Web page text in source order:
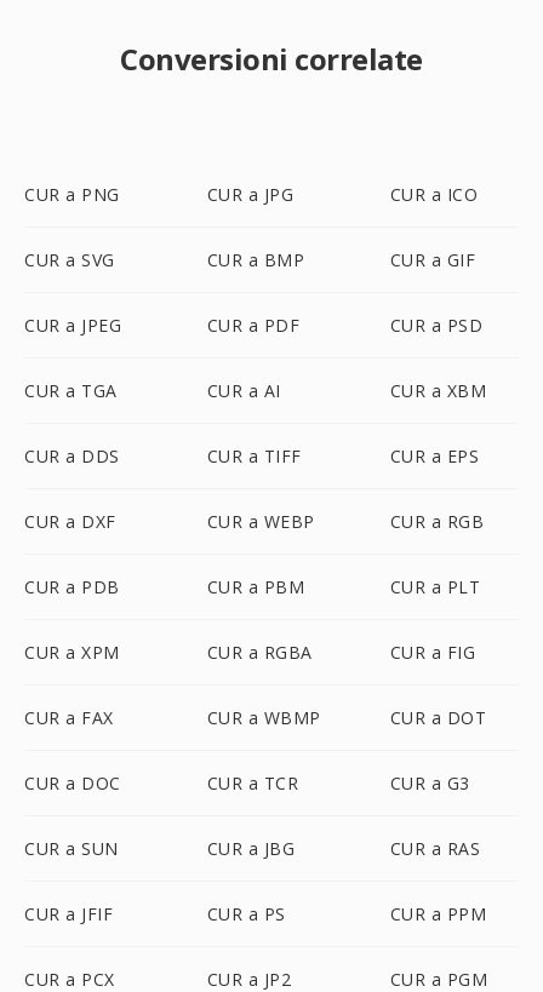
Conversioni correlate
CUR a PNG CUR a JPG CUR a ICO
CUR a SVG CUR a BMP CUR a GIF
CUR a JPEG CUR a PDF CUR a PSD
CUR a TGA CUR a AI CUR a XBM
CUR a DDS CUR a TIFF CUR a EPS
CUR a DXF CUR a WEBP CUR a RGB
CUR a PDB CUR a PBM CUR a PLT
CUR a XPM CUR a RGBA CUR a FIG
CUR a FAX CUR a WBMP CUR a DOT
CUR a DOC CUR a TCR CUR a G3
CUR a SUN CUR a JBG CUR a RAS
CUR a JFIF CUR a PS CUR a PPM
CUR a PCX CUR a JP2 CUR a PGM